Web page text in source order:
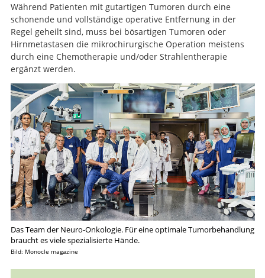
Während Patienten mit gutartigen Tumoren durch eine
schonende und vollständige operative Entfernung in der
Regel geheilt sind, muss bei bösartigen Tumoren oder
Hirnmetastasen die mikrochirurgische Operation meistens
durch eine Chemotherapie und/oder Strahlentherapie
ergänzt werden.
Das Team der Neuro-Onkologie. Für eine optimale Tumorbehandlung
braucht es viele spezialisierte Hände.
Bild: Monocle magazine